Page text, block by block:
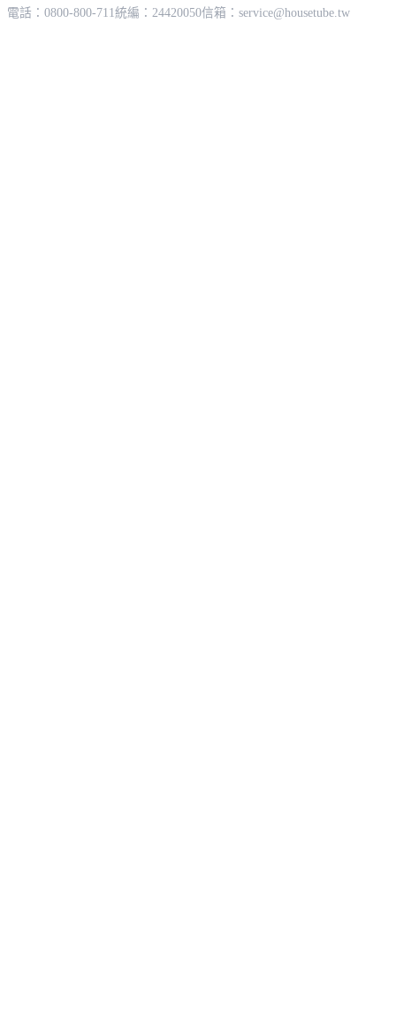
電話：0800-800-711統編：24420050信箱： service@housetube.tw